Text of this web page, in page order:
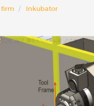
Inkubator